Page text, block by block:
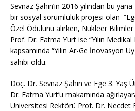
Sevnaz Şahin’in 2016 yılından bu
bir sosyal sorumluluk projesi olan
Özel Ödülünü alırken, Nükleer
Prof. Dr. Fatma Yurt ise “Yılın
kapsamında “Yılın Ar-Ge İnovasyon
sahibi oldu.
Doç. Dr. Sevnaz Şahin ve Ege 3. Yaş
Dr. Fatma Yurt’u makamında
Üniversitesi Rektörü Prof. Dr. Necdet